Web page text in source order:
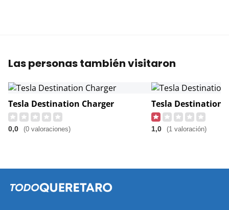
Las personas también visitaron
Tesla Destination Charger
0,0 (0 valoraciones)
Tesla Destination
1,0 (1 valoración)